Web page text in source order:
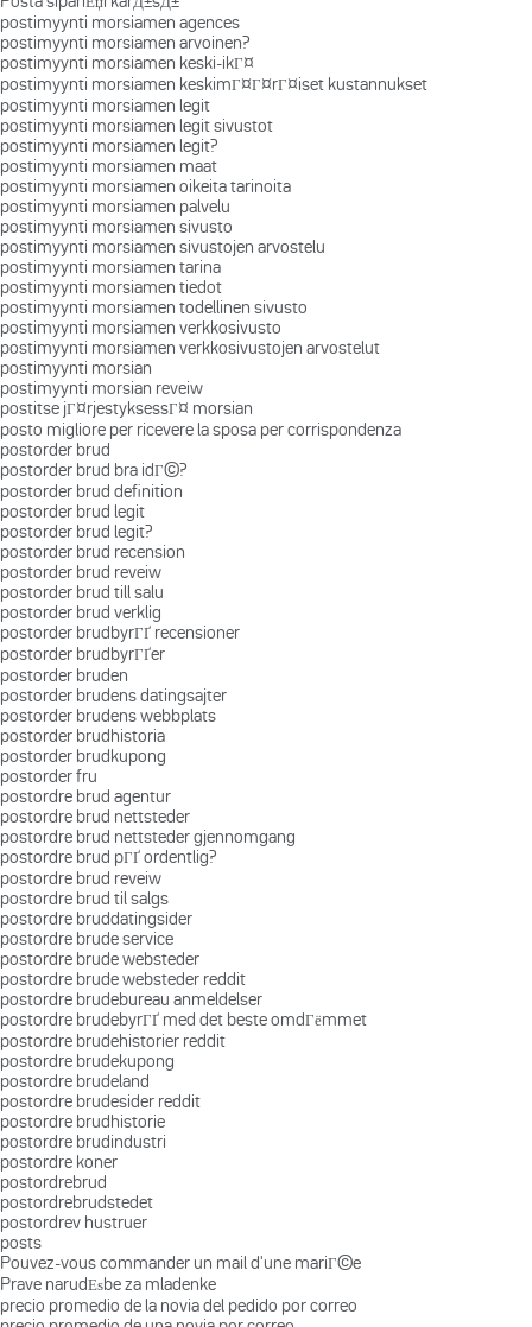
postimyynti morsiamen agences
postimyynti morsiamen arvoinen?
postimyynti morsiamen keski-ikГ¤
postimyynti morsiamen keskimГ¤Г¤rГ¤iset kustannukset
postimyynti morsiamen legit
postimyynti morsiamen legit sivustot
postimyynti morsiamen legit?
postimyynti morsiamen maat
postimyynti morsiamen oikeita tarinoita
postimyynti morsiamen palvelu
postimyynti morsiamen sivusto
postimyynti morsiamen sivustojen arvostelu
postimyynti morsiamen tarina
postimyynti morsiamen tiedot
postimyynti morsiamen todellinen sivusto
postimyynti morsiamen verkkosivusto
postimyynti morsiamen verkkosivustojen arvostelut
postimyynti morsian
postimyynti morsian reveiw
postitse jГ¤rjestyksessГ¤ morsian
posto migliore per ricevere la sposa per corrispondenza
postorder brud
postorder brud bra idГ©?
postorder brud definition
postorder brud legit
postorder brud legit?
postorder brud recension
postorder brud reveiw
postorder brud till salu
postorder brud verklig
postorder brudbyrГҐ recensioner
postorder brudbyrГҐer
postorder bruden
postorder brudens datingsajter
postorder brudens webbplats
postorder brudhistoria
postorder brudkupong
postorder fru
postordre brud agentur
postordre brud nettsteder
postordre brud nettsteder gjennomgang
postordre brud pГҐ ordentlig?
postordre brud reveiw
postordre brud til salgs
postordre bruddatingsider
postordre brude service
postordre brude websteder
postordre brude websteder reddit
postordre brudebureau anmeldelser
postordre brudebyrГҐ med det beste omdГёmmet
postordre brudehistorier reddit
postordre brudekupong
postordre brudeland
postordre brudesider reddit
postordre brudhistorie
postordre brudindustri
postordre koner
postordrebrud
postordrebrudstedet
postordrev hustruer
posts
Pouvez-vous commander un mail d'une mariГ©e
Prave narudЕѕbe za mladenke
precio promedio de la novia del pedido por correo